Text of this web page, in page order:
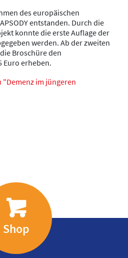
des europäischen
entstanden. Durch die
konnte die erste Auflage der
werden. Ab der zweiten
Broschüre den
Euro erheben.
"Demenz im jüngeren
Shop